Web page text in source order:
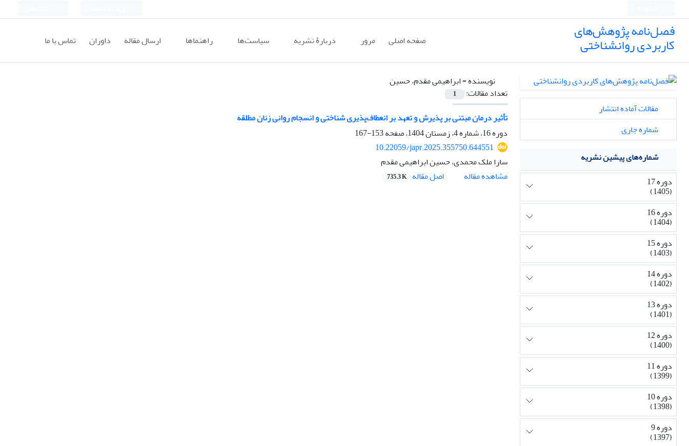
فصل‌نامه پژوهش‌های
کاربردی روانشناختی صفحه اصلی مرور دربارۀ نشریه سیاست‌ها راهنماها ارسال مقاله داوران تماس با ما
نویسنده =ابراهیمی مقدم، حسین
تعداد مقالات:
1
تأثیر درمان مبتنی بر پذیرش و تعهد بر انعطاف‌پذیری شناختی و انسجام روانی زنان مطلقه
دوره 16، شماره 4، زمستان 1404، صفحه
153-167
10.22059/japr.2025.355750.644551
سارا ملک محمدی، حسین ابراهیمی مقدم
مشاهده مقاله
اصل مقاله 735.3 K
مقالات آماده انتشار
شماره جاری
شماره‌های پیشین نشریه
دوره 17
(1405)
دوره 16
(1404)
دوره 15
(1403)
دوره 14
(1402)
دوره 13
(1401)
دوره 12
(1400)
دوره 11
(1399)
دوره 10
(1398)
دوره 9
(1397)